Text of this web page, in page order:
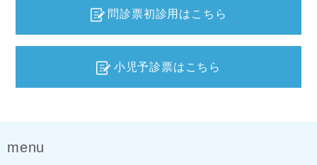
問診票初診用はこちら
小児予診票はこちら
menu